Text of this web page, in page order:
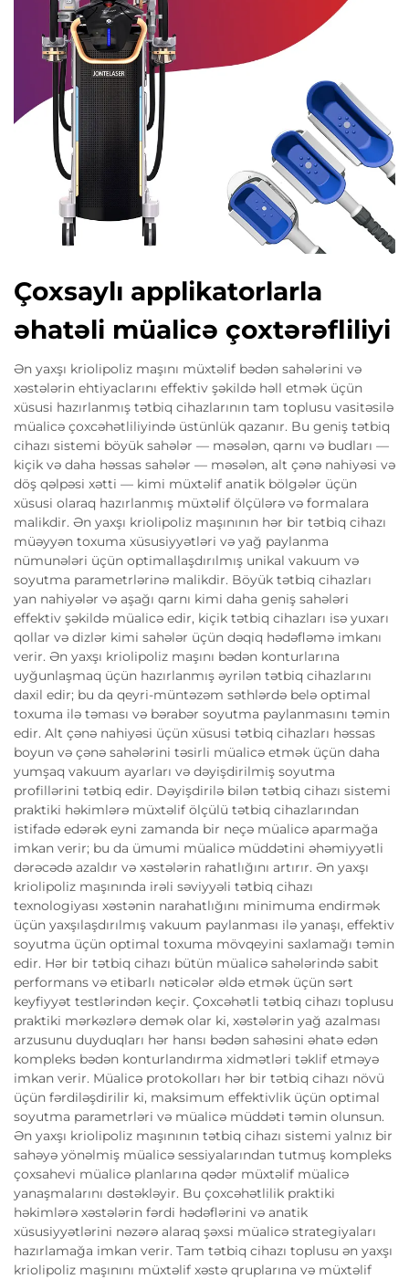
Çoxsaylı applikatorlarla
əhatəli müalicə çoxtərəfliliyi
Ən yaxşı kriolipoliz maşını müxtəlif bədən sahələrini və
xəstələrin ehtiyaclarını effektiv şəkildə həll etmək üçün
xüsusi hazırlanmış tətbiq cihazlarının tam toplusu vasitəsilə
müalicə çoxcəhətliliyində üstünlük qazanır. Bu geniş tətbiq
cihazı sistemi böyük sahələr — məsələn, qarnı və budları —
kiçik və daha həssas sahələr — məsələn, alt çənə nahiyəsi və
döş qəlpəsi xətti — kimi müxtəlif anatik bölgələr üçün
xüsusi olaraq hazırlanmış müxtəlif ölçülərə və formalara
malikdir. Ən yaxşı kriolipoliz maşınının hər bir tətbiq cihazı
müəyyən toxuma xüsusiyyətləri və yağ paylanma
nümunələri üçün optimallaşdırılmış unikal vakuum və
soyutma parametrlərinə malikdir. Böyük tətbiq cihazları
yan nahiyələr və aşağı qarnı kimi daha geniş sahələri
effektiv şəkildə müalicə edir, kiçik tətbiq cihazları isə yuxarı
qollar və dizlər kimi sahələr üçün dəqiq hədəfləmə imkanı
verir. Ən yaxşı kriolipoliz maşını bədən konturlarına
uyğunlaşmaq üçün hazırlanmış əyrilən tətbiq cihazlarını
daxil edir; bu da qeyri-müntəzəm səthlərdə belə optimal
toxuma ilə təması və bərabər soyutma paylanmasını təmin
edir. Alt çənə nahiyəsi üçün xüsusi tətbiq cihazları həssas
boyun və çənə sahələrini təsirli müalicə etmək üçün daha
yumşaq vakuum ayarları və dəyişdirilmiş soyutma
profillərini tətbiq edir. Dəyişdirilə bilən tətbiq cihazı sistemi
praktiki həkimlərə müxtəlif ölçülü tətbiq cihazlarından
istifadə edərək eyni zamanda bir neçə müalicə aparmağa
imkan verir; bu da ümumi müalicə müddətini əhəmiyyətli
dərəcədə azaldır və xəstələrin rahatlığını artırır. Ən yaxşı
kriolipoliz maşınında irəli səviyyəli tətbiq cihazı
texnologiyası xəstənin narahatlığını minimuma endirmək
üçün yaxşılaşdırılmış vakuum paylanması ilə yanaşı, effektiv
soyutma üçün optimal toxuma mövqeyini saxlamağı təmin
edir. Hər bir tətbiq cihazı bütün müalicə sahələrində sabit
performans və etibarlı nəticələr əldə etmək üçün sərt
keyfiyyət testlərindən keçir. Çoxcəhətli tətbiq cihazı toplusu
praktiki mərkəzlərə demək olar ki, xəstələrin yağ azalması
arzusunu duyduqları hər hansı bədən sahəsini əhatə edən
kompleks bədən konturlandırma xidmətləri təklif etməyə
imkan verir. Müalicə protokolları hər bir tətbiq cihazı növü
üçün fərdiləşdirilir ki, maksimum effektivlik üçün optimal
soyutma parametrləri və müalicə müddəti təmin olunsun.
Ən yaxşı kriolipoliz maşınının tətbiq cihazı sistemi yalnız bir
sahəyə yönəlmiş müalicə sessiyalarından tutmuş kompleks
çoxsahevi müalicə planlarına qədər müxtəlif müalicə
yanaşmalarını dəstəkləyir. Bu çoxcəhətlilik praktiki
həkimlərə xəstələrin fərdi hədəflərini və anatik
xüsusiyyətlərini nəzərə alaraq şəxsi müalicə strategiyaları
hazırlamağa imkan verir. Tam tətbiq cihazı toplusu ən yaxşı
kriolipoliz maşınını müxtəlif xəstə qruplarına və müxtəlif